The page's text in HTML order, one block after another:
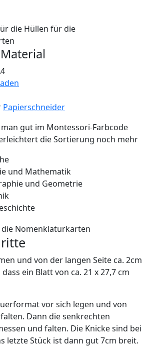
Papierschneider
gut im Montessori-Farbcode
die Sortierung noch mehr
und Mathematik
und Geometrie
und von der langen Seite ca. 2cm
ein Blatt von ca. 21 x 27,7 cm
vor sich legen und von
Dann die senkrechten
und falten. Die Knicke sind bei
letzte Stück ist dann gut 7cm breit.